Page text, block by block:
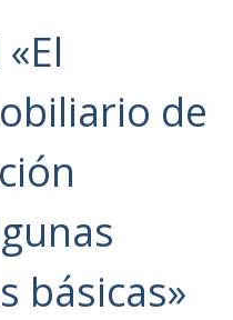
de
básicas»